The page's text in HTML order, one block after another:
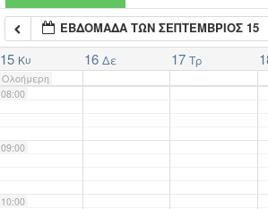
ΕΒΔΟΜΆΔΑ ΤΩΝ ΣΕΠΤΈΜΒΡΙΟΣ 15
15 Κυ 16 Δε 17 Τρ
Ολοήμερη
07:00
08:00
09:00
10:00